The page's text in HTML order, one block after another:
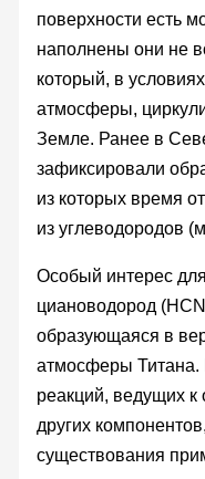
поверхности есть
наполнены они не
который, в
атмосферы,
Земле. Ранее в
зафиксировали
из которых время
из углеводородов
Особый интерес
циановодород
образующаяся в
атмосферы Титана.
реакций, ведущих к
других
существования